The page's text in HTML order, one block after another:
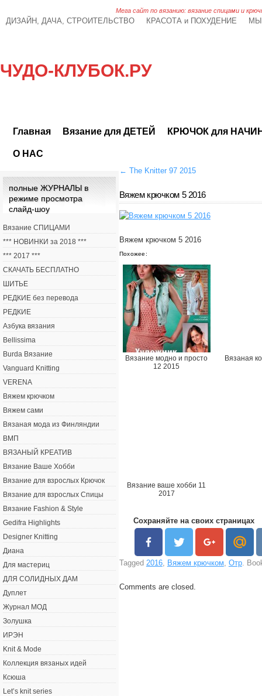
Мега сайт по вязанию: вязание спицами и
ДИЗАЙН, ДАЧА, СТРОИТЕЛЬСТВО КРАСОТА и ПОХУДЕНИЕ
ЧУДО-КЛУБОК.РУ
Главная Вязание для ДЕТЕЙ КРЮЧОК для
О НАС
← The Knitter 97 2015
Вяжем крючком 5 2016
Вяжем крючком 5 2016
Похожее:
Вязание модно и просто
12 2015
Вязаная
Вязание ваше хобби 11
2017
Сохраняйте на своих страницах
Tagged 2016, Вяжем крючком Отр.
Comments are closed.
полные ЖУРНАЛЫ в
режиме просмотра
слайд-шоу
Вязание СПИЦАМИ
*** НОВИНКИ за 2018 ***
*** 2017 ***
СКАЧАТЬ БЕСПЛАТНО
ШИТЬЕ
РЕДКИЕ без перевода
РЕДКИЕ
Азбука вязания
Bellissima
Burda Вязание
Vanguard Knitting
VERENA
Вяжем крючком
Вяжем сами
Вязаная мода из Финляндии
ВМП
ВЯЗАНЫЙ КРЕАТИВ
Вязание Ваше Хобби
Вязание для взрослых Крючок
Вязание для взрослых Спицы
Вязание Fashion & Style
Gedifra Highlights
Designer Knitting
Диана
Для мастериц
ДЛЯ СОЛИДНЫХ ДАМ
Дуплет
Журнал МОД
Золушка
ИРЭН
Knit & Mode
Коллекция вязаных идей
Ксюша
Let’s knit series